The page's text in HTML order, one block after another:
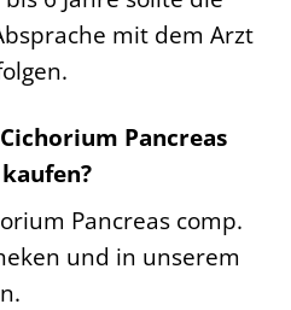
mit dem Arzt
Pancreas
Pancreas comp.
und in unserem